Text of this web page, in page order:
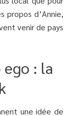
propos d’Annie,
venir de pays
: la
une idée de